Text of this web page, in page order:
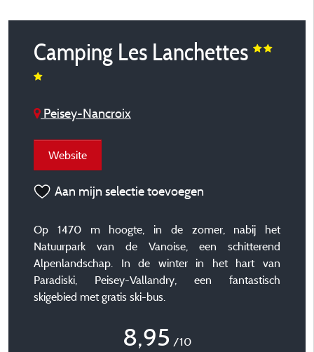
Camping Les Lanchettes
Peisey-Nancroix
Website
Aan mijn selectie toevoegen
Op 1470 m hoogte, in de zomer, nabij het
Natuurpark van de Vanoise, een schitterend
Alpenlandschap. In de winter in het hart van
Paradiski, Peisey-Vallandry, een fantastisch
skigebied met gratis ski-bus.
8,95 /10